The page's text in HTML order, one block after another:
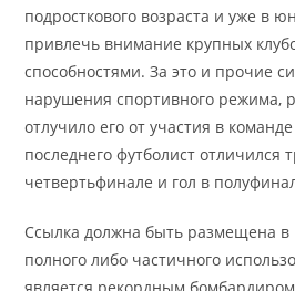
подросткового возраста и уже в
привлечь внимание крупных
способностями. За это и прочие
нарушения спортивного режима,
отлучило его от участия в
последнего футболист отличился
четвертьфинале и гол в
Ссылка должна быть размещена в
полного либо частичного